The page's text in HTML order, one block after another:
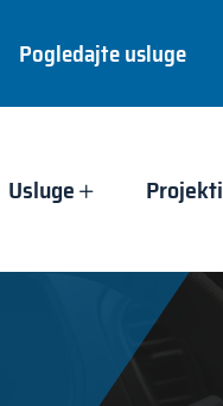
Pogledajte usluge
Usluge Projekti